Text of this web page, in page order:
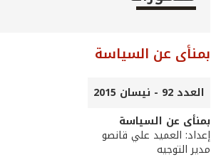
بمنأى عن السياسة
العدد 92 - نيسان 2015
بمنأى عن السياسة
إعداد: العميد علي قانصو
مدير التوجيه